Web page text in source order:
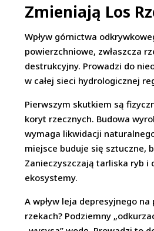
Zmieniają Los
Wpływ górnictwa
powierzchniowe, zwłaszcza
destrukcyjny. Prowadzi do
w całej sieci hydrologicznej
Pierwszym skutkiem są
koryt rzecznych. Budowa
wymaga likwidacji
miejsce buduje się sztuczne,
Zanieczyszczają tarliska ryb i
ekosystemy.
A wpływ leja depresyjnego na
rzekach? Podziemny